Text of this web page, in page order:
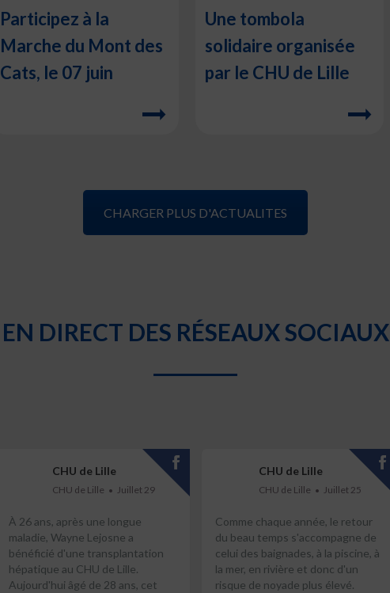
Participez à la
Marche du Mont des
Cats, le 07 juin
Une tombola
solidaire organisée
par le CHU de Lille
CHARGER PLUS D'ACTUALITES
EN DIRECT DES RÉSEAUX SOCIAUX
CHU de Lille
CHU de Lille Juillet 29
À 26 ans, après une longue
maladie, Wayne Lejosne a
bénéficié d'une transplantation
hépatique au CHU de Lille.
Aujourd'hui âgé de 28 ans, cet
CHU de Lille
CHU de Lille Juillet 25
Comme chaque année, le retour
du beau temps s'accompagne de
celui des baignades, à la piscine, à
la mer, en rivière et donc d'un
risque de noyade plus élevé.